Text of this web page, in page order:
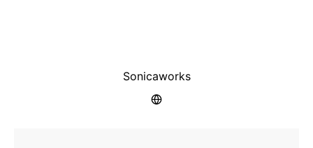
Sonicaworks